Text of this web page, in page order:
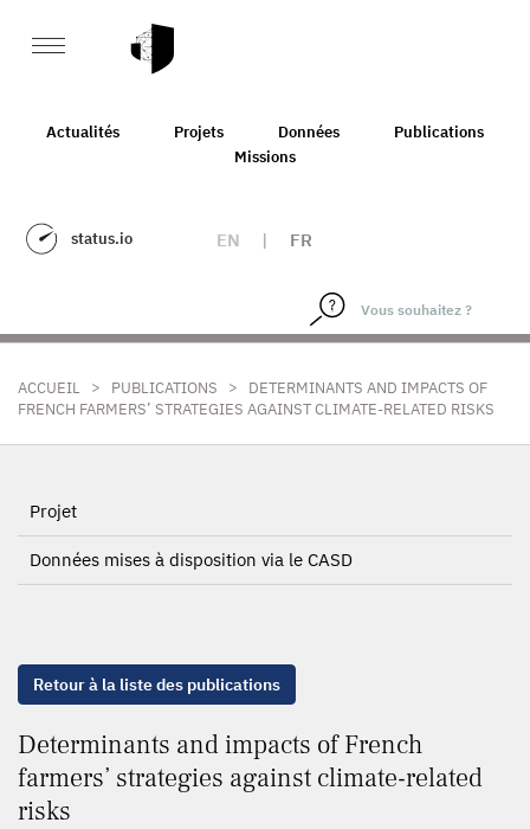
Actualités Projets Données
Publications
Missions
status.io EN | FR
ACCUEIL > PUBLICATIONS >
DETERMINANTS AND IMPACTS OF
FRENCH FARMERS’ STRATEGIES AGAINST CLIMATE-RELATED RISKS
Projet
Données mises à disposition via le CASD
Retour à la liste des publications
Determinants and impacts of French
farmers’ strategies against climate-related
risks